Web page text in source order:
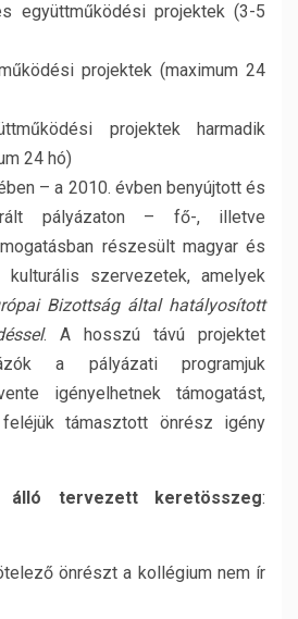
együttműködési projektek (3-5
projektek (maximum 24
projektek harmadik
24 hó)
– a 2010. évben benyújtott és
pályázaton – fő-, illetve
részesült magyar és
kulturális szervezetek, amelyek
Bizottság által hatályosított
.
A hosszú távú projektet
a pályázati programjuk
igényelhetnek támogatást,
támasztott önrész igény
álló tervezett keretösszeg:
önrészt a kollégium nem ír